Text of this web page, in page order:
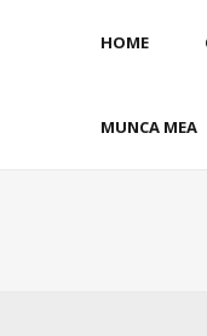
HOME
MUNCA MEA